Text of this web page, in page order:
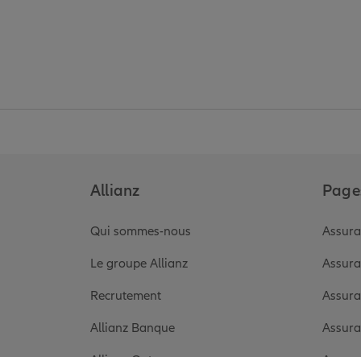
Allianz
Qui sommes-nous
Le groupe Allianz
Recrutement
Allianz Banque